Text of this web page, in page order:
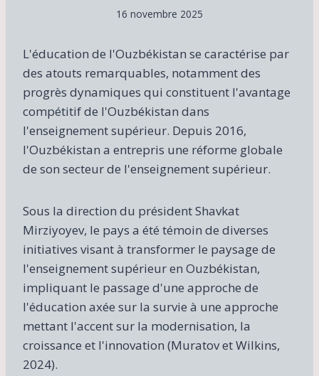
16 novembre 2025
L'éducation de l'Ouzbékistan se caractérise par
des atouts remarquables, notamment des
progrès dynamiques qui constituent l'avantage
compétitif de l'Ouzbékistan dans
l'enseignement supérieur. Depuis 2016,
l'Ouzbékistan a entrepris une réforme globale
de son secteur de l'enseignement supérieur.
Sous la direction du président Shavkat
Mirziyoyev, le pays a été témoin de diverses
initiatives visant à transformer le paysage de
l'enseignement supérieur en Ouzbékistan,
impliquant le passage d'une approche de
l'éducation axée sur la survie à une approche
mettant l'accent sur la modernisation, la
croissance et l'innovation (Muratov et Wilkins,
2024).